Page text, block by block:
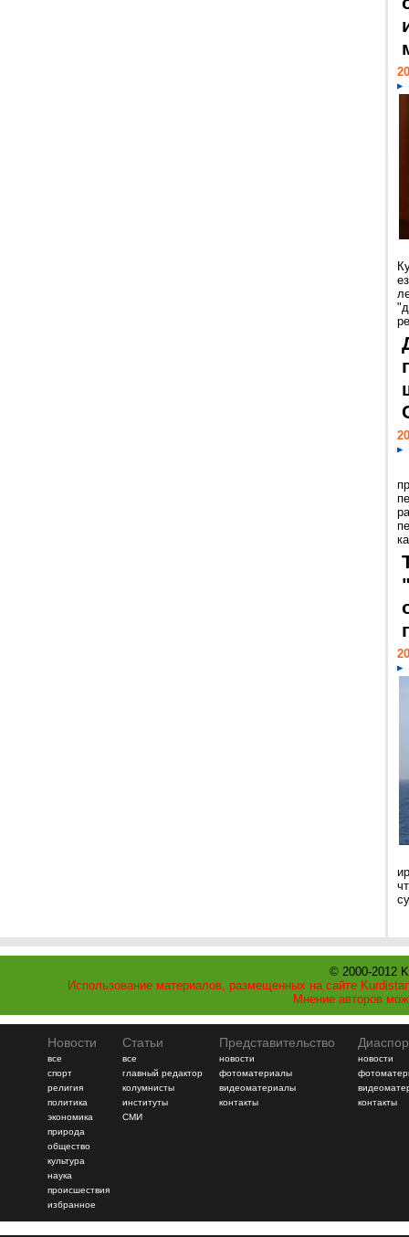
© 2000-2012
Использование материалов, размещенных на сайте
Мнение авторов
Новости
все
спорт
религия
политика
экономика
природа
общество
культура
наука
происшествия
избранное
Статьи
все
главный редактор
колумнисты
институты
СМИ
Представительство
новости
фотоматериалы
видеоматериалы
контакты
новости
контакты